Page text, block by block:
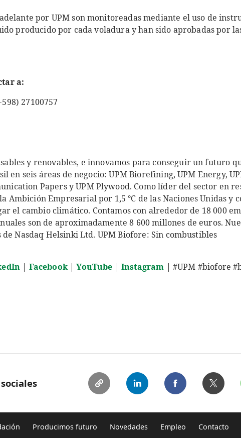
por UPM son monitoreadas mediante el uso de
producido por cada voladura y han sido aprobadas por
a:
27100757
y renovables, e innovamos para conseguir un futuro
en seis áreas de negocio: UPM Biorefining, UPM Energy,
Papers y UPM Plywood. Como líder del sector en
Ambición Empresarial por 1,5 °C de las Naciones Unidas y
el cambio climático. Contamos con alrededor de 18 000
son de aproximadamente 8 600 millones de euros.
Nasdaq Helsinki Ltd. UPM Biofore: Sin combustibles
| Facebook|YouTube | Instagram | #UPM #biofore
Producimos futuro Novedades Empleo Contacto